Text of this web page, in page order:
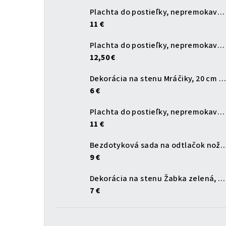
Plachta do postieľky, nepremokavá, biela, 120x60 cm
11 €
Plachta do postieľky, nepremokavá, biela, 140x70 cm
12,50 €
Dekorácia na stenu Mráčiky, 20 cm (sada 3 ks)
6 €
Plachta do postieľky, nepremokavá, modrá, 120x60 cm
11 €
Bezdotyková sada
9 €
Dekorácia na stenu Žabka zelená, 20 cm
7 €